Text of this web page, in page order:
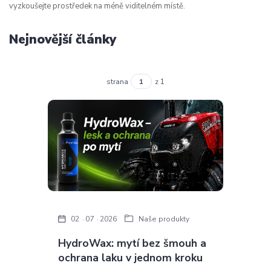
vyzkoušejte prostředek na méně viditelném místě.
Nejnovější články
strana z 1
HydroWax: mytí bez šmouh a
ochrana laku v jednom kroku
02 07 2026 Naše produkty